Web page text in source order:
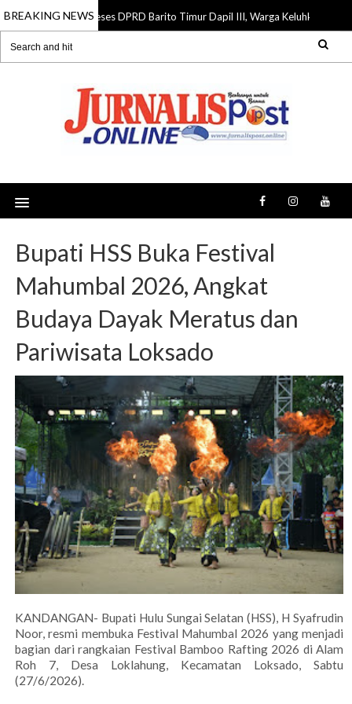
BREAKING NEWS
07 Aug 2026 Reses DPRD Barito Timur Dapil III, Warga Keluhkan Jalan
Bupati HSS Buka Festival
Mahumbal 2026, Angkat
Budaya Dayak Meratus dan
Pariwisata Loksado
KANDANGAN- Bupati Hulu Sungai Selatan (HSS), H Syafrudin
Noor, resmi membuka Festival Mahumbal 2026 yang menjadi
bagian dari rangkaian Festival Bamboo Rafting 2026 di Alam
Roh 7, Desa Loklahung, Kecamatan Loksado, Sabtu
(27/6/2026).